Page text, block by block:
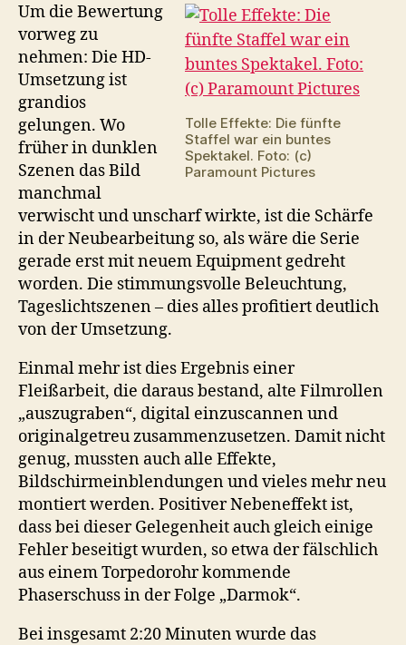
Tolle Effekte: Die fünfte
Staffel war ein buntes
Spektakel. Foto: (c)
Paramount Pictures
Um die Bewertung
vorweg zu
nehmen: Die HD-
Umsetzung ist
grandios
gelungen. Wo
früher in dunklen
Szenen das Bild
manchmal
verwischt und unscharf wirkte, ist die Schärfe
in der Neubearbeitung so, als wäre die Serie
gerade erst mit neuem Equipment gedreht
worden. Die stimmungsvolle Beleuchtung,
Tageslichtszenen – dies alles profitiert deutlich
von der Umsetzung.
Einmal mehr ist dies Ergebnis einer
Fleißarbeit, die daraus bestand, alte Filmrollen
„auszugraben“, digital einzuscannen und
originalgetreu zusammenzusetzen. Damit nicht
genug, mussten auch alle Effekte,
Bildschirmeinblendungen und vieles mehr neu
montiert werden. Positiver Nebeneffekt ist,
dass bei dieser Gelegenheit auch gleich einige
Fehler beseitigt wurden, so etwa der fälschlich
aus einem Torpedorohr kommende
Phaserschuss in der Folge „Darmok“.
Bei insgesamt 2:20 Minuten wurde das